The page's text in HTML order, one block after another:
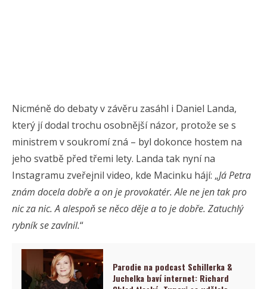
Nicméně do debaty v závěru zasáhl i Daniel Landa,
který jí dodal trochu osobnější názor, protože se s
ministrem v soukromí zná – byl dokonce hostem na
jeho svatbě před třemi lety. Landa tak nyní na
Instagramu zveřejnil video, kde Macinku hájí: „Já Petra
znám docela dobře a on je provokatér. Ale ne jen tak pro
nic za nic. A alespoň se něco děje a to je dobře. Zatuchlý
rybník se zavlnil.“
Parodie na podcast Schillerka &
Juchelka baví internet: Richard